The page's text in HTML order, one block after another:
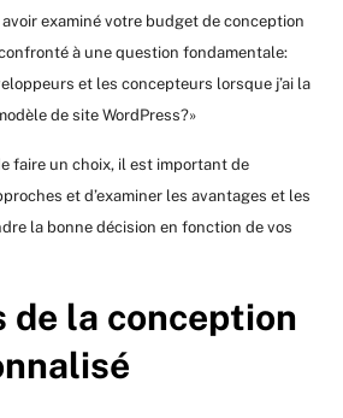
examiné votre budget de conception
à une question fondamentale:
et les concepteurs lorsque j’ai la
de site WordPress?»
faire un choix, il est important de
et d’examiner les avantages et les
la bonne décision en fonction de vos
de la conception